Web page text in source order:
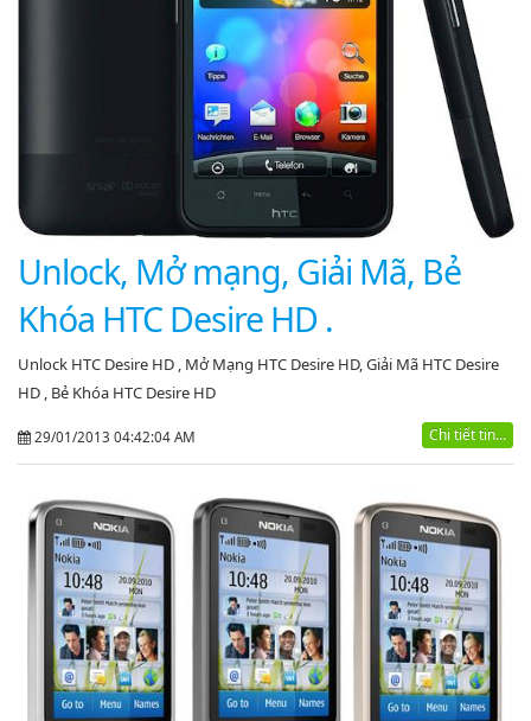
Unlock, Mở mạng, Giải Mã, Bẻ
Khóa HTC Desire HD .
Unlock HTC Desire HD , Mở Mạng HTC Desire HD, Giải Mã HTC Desire
HD , Bẻ Khóa HTC Desire HD
29/01/2013 04:42:04 AM Chi tiết tin...